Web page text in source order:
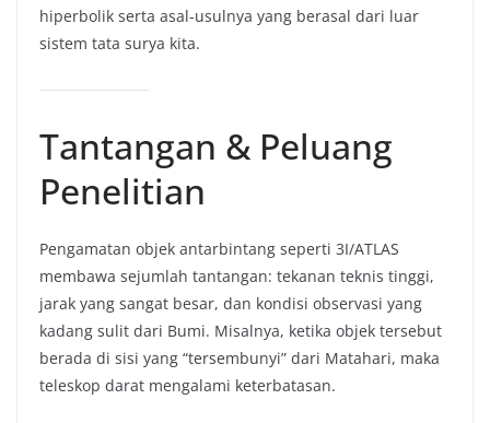
hiperbolik serta asal-usulnya yang berasal dari luar
sistem tata surya kita.
Tantangan & Peluang
Penelitian
Pengamatan objek antarbintang seperti 3I/ATLAS
membawa sejumlah tantangan: tekanan teknis tinggi,
jarak yang sangat besar, dan kondisi observasi yang
kadang sulit dari Bumi. Misalnya, ketika objek tersebut
berada di sisi yang “tersembunyi” dari Matahari, maka
teleskop darat mengalami keterbatasan.